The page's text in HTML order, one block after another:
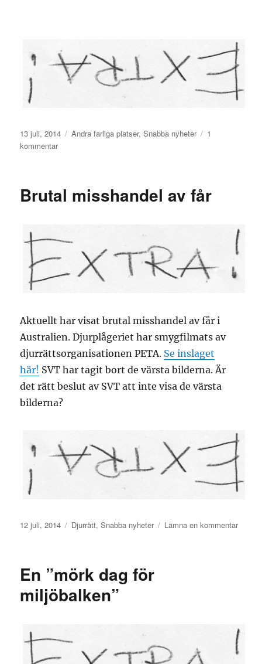
Publicerat
den
13 juli, 2014 Kategorier
Andra farliga platser,Snabba nyheter
1
kommentartill
Jarl
Brutal misshandel av får
Aktuellt har visat brutal misshandel av får i
Australien. Djurplågeriet har smygfilmats av
djurrättsorganisationen PETA. Se inslaget
här! SVT har tagit bort de värsta bilderna. Är
det rätt beslut av SVT att inte visa de värsta
bilderna?
Publicerat
12 juli, 2014 Kategorier
Djurrätt,Snabba nyheter Lämna en kommentartill
En ”mörk dag för
miljöbalken”